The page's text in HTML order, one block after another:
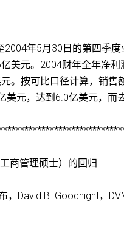
2004年5月30日的第四季
美元。2004财年全年净
。按可比口径计算，销
美元，达到6.0亿美元，而
商管理硕士）的回归
，David B. Goodnight，